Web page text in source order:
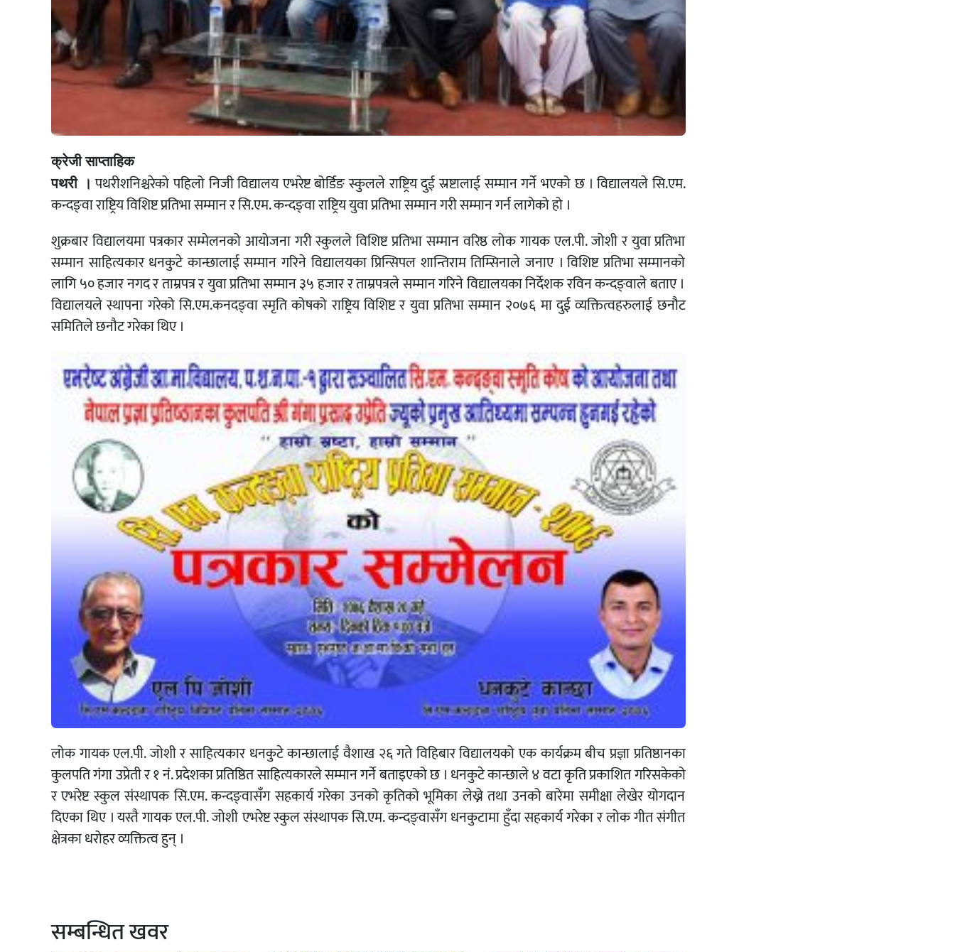
क्रेजी साप्ताहिक
पथरी । पथरीशनिश्चरेको पहिलो निजी विद्यालय एभरेष्ट बोर्डिङ स्कुलले राष्ट्रिय दुई स्रष्टालाई सम्मान गर्ने भएको छ । विद्यालयले सि.एम.
कन्दङ्वा राष्ट्रिय विशिष्ट प्रतिभा सम्मान र सि.एम. कन्दङ्वा राष्ट्रिय युवा प्रतिभा सम्मान गरी सम्मान गर्न लागेको हो ।
शुक्रबार विद्यालयमा पत्रकार सम्मेलनको आयोजना गरी स्कुलले विशिष्ट प्रतिभा सम्मान वरिष्ठ लोक गायक एल.पी. जोशी र युवा प्रतिभा
सम्मान साहित्यकार धनकुटे कान्छालाई सम्मान गरिने विद्यालयका प्रिन्सिपल शान्तिराम तिम्सिनाले जनाए । विशिष्ट प्रतिभा सम्मानको
लागि ५० हजार नगद र ताम्रपत्र र युवा प्रतिभा सम्मान ३५ हजार र ताम्रपत्रले सम्मान गरिने विद्यालयका निर्देशक रविन कन्दङ्वाले बताए ।
विद्यालयले स्थापना गरेको सि.एम.कनदङ्वा स्मृति कोषको राष्ट्रिय विशिष्ट र युवा प्रतिभा सम्मान २०७६ मा दुई व्यक्तित्वहरुलाई छनौट
समितिले छनौट गरेका थिए ।
लोक गायक एल.पी. जोशी र साहित्यकार धनकुटे कान्छालाई वैशाख २६ गते विहिबार विद्यालयको एक कार्यक्रम बीच प्रज्ञा प्रतिष्ठानका
कुलपति गंगा उप्रेती र १ नं. प्रदेशका प्रतिष्ठित साहित्यकारले सम्मान गर्ने बताइएको छ । धनकुटे कान्छाले ४ वटा कृति प्रकाशित गरिसकेको
र एभरेष्ट स्कुल संस्थापक सि.एम. कन्दङ्वासँग सहकार्य गरेका उनको कृतिको भूमिका लेख्ने तथा उनको बारेमा समीक्षा लेखेर योगदान
दिएका थिए । यस्तै गायक एल.पी. जोशी एभरेष्ट स्कुल संस्थापक सि.एम. कन्दङ्वासँग धनकुटामा हुँदा सहकार्य गरेका र लोक गीत संगीत
क्षेत्रका धरोहर व्यक्तित्व हुन् ।
सम्बन्धित खवर